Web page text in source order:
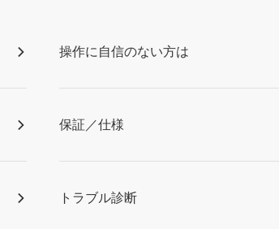
操作に自信のない方は
保証／仕様
トラブル診断